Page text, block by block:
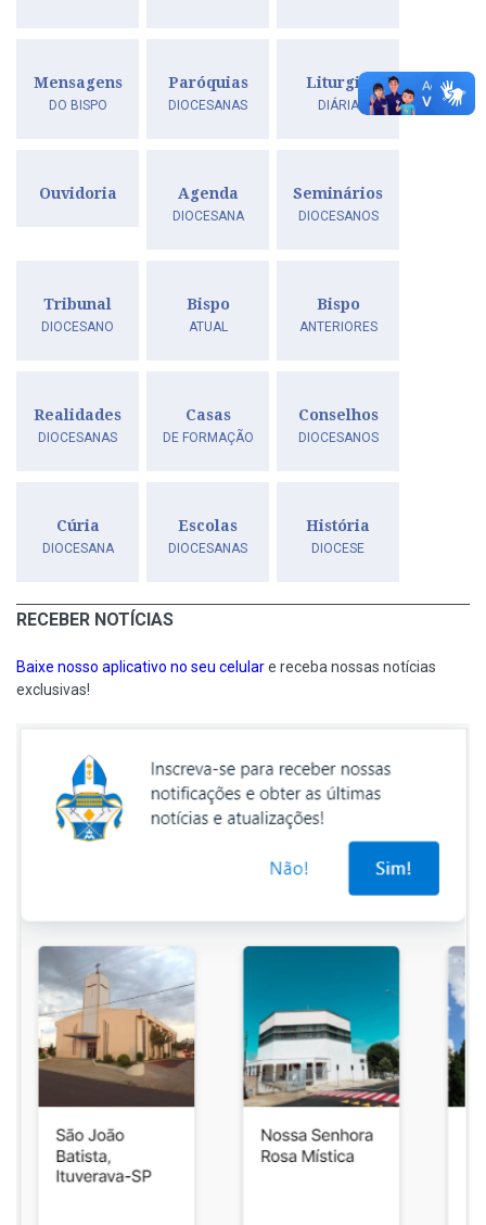
Mensagens
DO BISPO
Paróquias
DIOCESANAS
Liturgia
DIÁRIA
Ouvidoria Agenda
DIOCESANA
Seminários
DIOCESANOS
Tribunal
DIOCESANO
Bispo
ATUAL
Bispo
ANTERIORES
Realidades
DIOCESANAS
Casas
DE FORMAÇÃO
Conselhos
DIOCESANOS
Cúria
DIOCESANA
Escolas
DIOCESANAS
História
DIOCESE
RECEBER NOTÍCIAS
Baixe nosso aplicativo no seu celulare receba nossas notícias
exclusivas!